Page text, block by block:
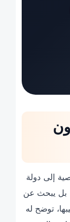
إلى دولة
بل يبحث عن
توضح له